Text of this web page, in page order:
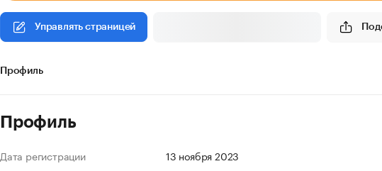
Управлять страницей
Профиль
Профиль
Дата регистрации
13 ноября 2023